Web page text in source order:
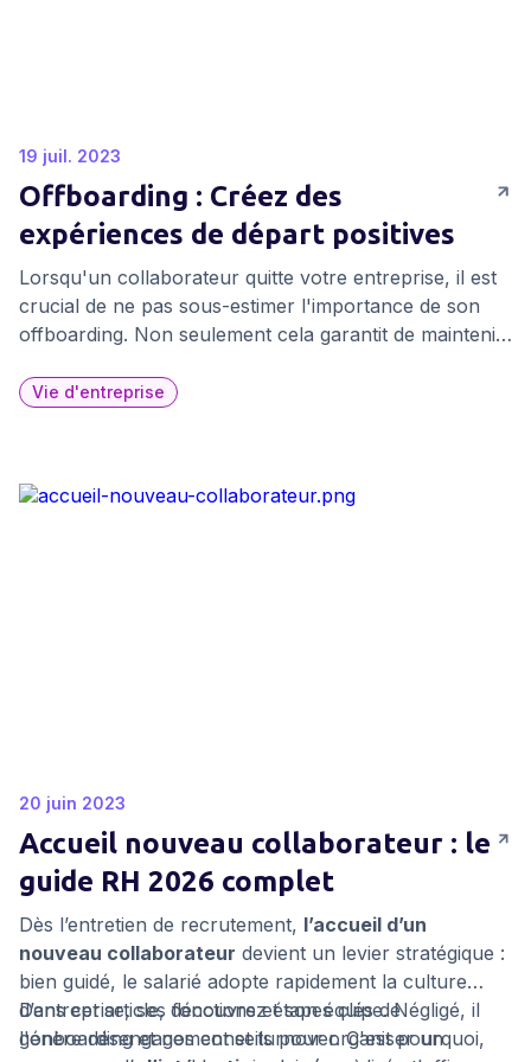
19 juil. 2023
Offboarding : Créez des
expériences de départ positives
Lorsqu'un collaborateur quitte votre entreprise, il est
crucial de ne pas sous-estimer l'importance de son
offboarding. Non seulement cela garantit de maintenir
mais cela renforce également votre marque
comment réussir cette transition en suivant une feuille
Vie d'entreprise
20 juin 2023
Accueil nouveau collaborateur : le
guide RH 2026 complet
Dès l’entretien de recrutement, l’accueil d’un
nouveau collaborateur devient un levier stratégique :
bien guidé, le salarié adopte rapidement la culture
d’entreprise, ses fonctions et son équipe. Négligé, il
génère désengagement et turnover. C'est pourquoi,
Dans cet article, découvrez étapes clés de
l'onboarding et nos conseils pour organiser un